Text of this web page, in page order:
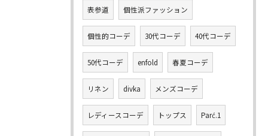
表参道 個性派ファッション
個性的コーデ 30代コーデ 40代コーデ
50代コーデ enfold 春夏コーデ
リネン divka メンズコーデ
レディースコーデ トップス Parć.1